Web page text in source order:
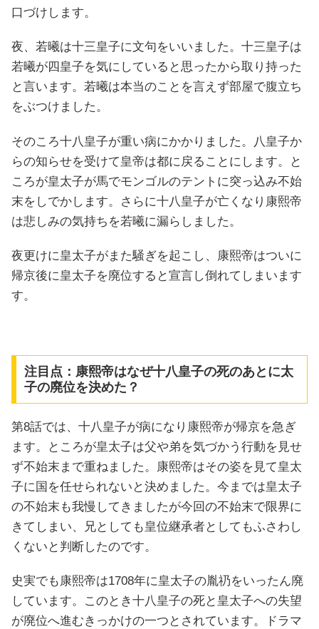
口づけします。
夜、若曦は十三皇子に文句をいいました。十三皇子は
若曦が四皇子を気にしていると思ったから取り持った
と言います。若曦は本当のことを言えず部屋で腹立ち
をぶつけました。
そのころ十八皇子が重い病にかかりました。八皇子か
らの知らせを受けて皇帝は都に戻ることにします。と
ころが皇太子が馬でモンゴルのテントに突っ込み不始
末をしでかします。さらに十八皇子が亡くなり康熙帝
は悲しみの気持ちを若曦に漏らしました。
夜更けに皇太子がまた騒ぎを起こし、康熙帝はついに
帰京後に皇太子を廃位すると宣言し倒れてしまいます
す。
注目点：康熙帝はなぜ十八皇子の死のあとに太
子の廃位を決めた？
第8話では、十八皇子が病になり康熙帝が帰京を急ぎ
ます。ところが皇太子は父や弟を気づかう行動を見せ
ず不始末まで重ねました。康熙帝はその姿を見て皇太
子に国を任せられないと決めました。今までは皇太子
の不始末も我慢してきましたが今回の不始末で限界に
きてしまい、兄としても皇位継承者としてもふさわし
くないと判断したのです。
史実でも康熙帝は1708年に皇太子の胤礽をいったん廃
しています。このとき十八皇子の死と皇太子への失望
が廃位へ進むきっかけの一つとされています。ドラマ